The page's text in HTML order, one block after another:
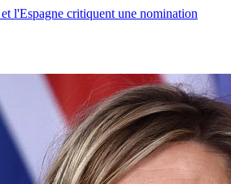
l'Espagne critiquent une nomination